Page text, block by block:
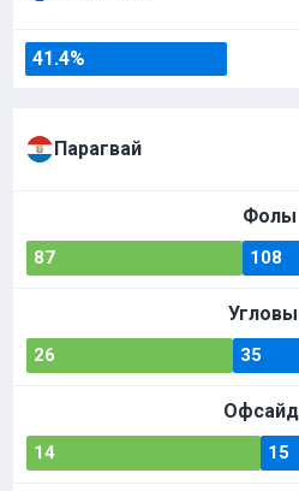
41.4%
Парагвай
Фолы
87 108
26 35
14 15